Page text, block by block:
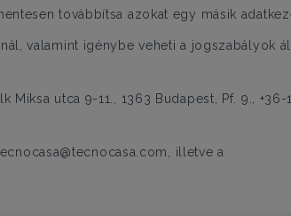
továbbítsa azokat egy másik
valamint igénybe veheti a jogszabályok
utca 9-11., 1363 Budapest, Pf. 9., +36-
illetve a